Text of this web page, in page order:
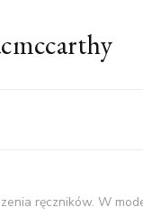
ręczników. W